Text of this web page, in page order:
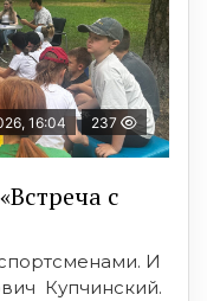
16:04 237
с
И
Купчинский.